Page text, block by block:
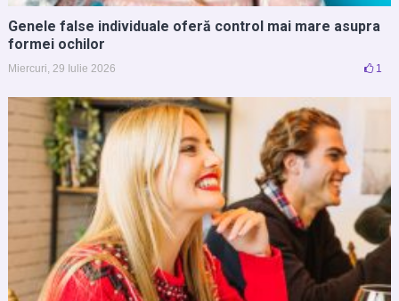
Genele false individuale oferă control mai mare asupra
formei ochilor
Miercuri, 29 Iulie 2026 1